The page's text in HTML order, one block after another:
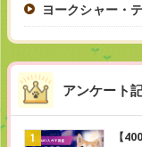
ヨークシャー・
アンケート
【